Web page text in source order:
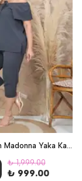
Büyük Beden Madonna Yaka Kapri kili Takım - KOYU GRİ
₺ 1,999.00
₺ 999.00